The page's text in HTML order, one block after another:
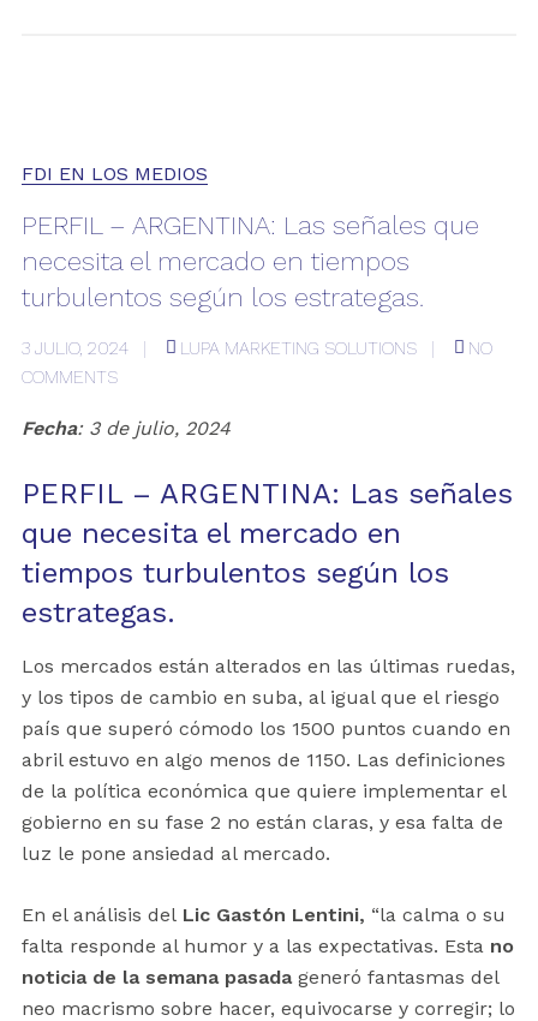
FDI EN LOS MEDIOS
PERFIL – ARGENTINA: Las señales que
necesita el mercado en tiempos
turbulentos según los estrategas.
3 JULIO, 2024 LUPA MARKETING SOLUTIONS
NO
COMMENTS
Fecha: 3 de julio, 2024
PERFIL – ARGENTINA: Las señales
que necesita el mercado en
tiempos turbulentos según los
estrategas.
Los mercados están alterados en las últimas ruedas,
y los tipos de cambio en suba, al igual que el riesgo
país que superó cómodo los 1500 puntos cuando en
abril estuvo en algo menos de 1150. Las definiciones
de la política económica que quiere implementar el
gobierno en su fase 2 no están claras, y esa falta de
luz le pone ansiedad al mercado.
En el análisis delLic Gastón Lentini, “la calma o su
falta responde al humor y a las expectativas. Esta no
noticia de la semana pasadageneró fantasmas del
neo macrismo sobre hacer, equivocarse y corregir; lo